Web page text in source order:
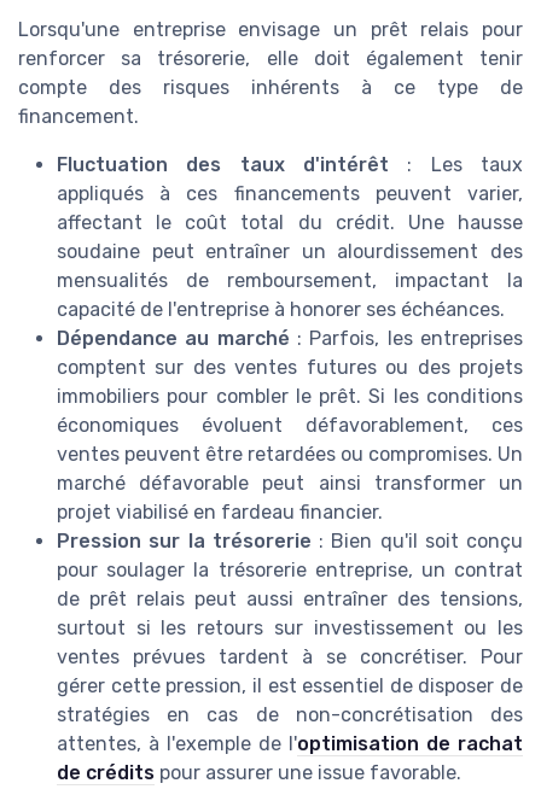
Lorsqu'une entreprise envisage un prêt relais pour
renforcer sa trésorerie, elle doit également tenir
compte des risques inhérents à ce type de
financement.
Fluctuation des taux d'intérêt : Les taux
appliqués à ces financements peuvent varier,
affectant le coût total du crédit. Une hausse
soudaine peut entraîner un alourdissement des
mensualités de remboursement, impactant la
capacité de l'entreprise à honorer ses échéances.
Dépendance au marché : Parfois, les entreprises
comptent sur des ventes futures ou des projets
immobiliers pour combler le prêt. Si les conditions
économiques évoluent défavorablement, ces
ventes peuvent être retardées ou compromises. Un
marché défavorable peut ainsi transformer un
projet viabilisé en fardeau financier.
Pression sur la trésorerie : Bien qu'il soit conçu
pour soulager la trésorerie entreprise, un contrat
de prêt relais peut aussi entraîner des tensions,
surtout si les retours sur investissement ou les
ventes prévues tardent à se concrétiser. Pour
gérer cette pression, il est essentiel de disposer de
stratégies en cas de non-concrétisation des
attentes, à l'exemple de l'optimisation de rachat
de crédits pour assurer une issue favorable.